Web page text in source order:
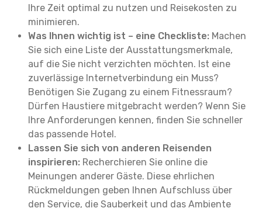
Ihre Zeit optimal zu nutzen und Reisekosten zu
minimieren.
Was Ihnen wichtig ist – eine Checkliste: Machen
Sie sich eine Liste der Ausstattungsmerkmale,
auf die Sie nicht verzichten möchten. Ist eine
zuverlässige Internetverbindung ein Muss?
Benötigen Sie Zugang zu einem Fitnessraum?
Dürfen Haustiere mitgebracht werden? Wenn Sie
Ihre Anforderungen kennen, finden Sie schneller
das passende Hotel.
Lassen Sie sich von anderen Reisenden
inspirieren: Recherchieren Sie online die
Meinungen anderer Gäste. Diese ehrlichen
Rückmeldungen geben Ihnen Aufschluss über
den Service, die Sauberkeit und das Ambiente